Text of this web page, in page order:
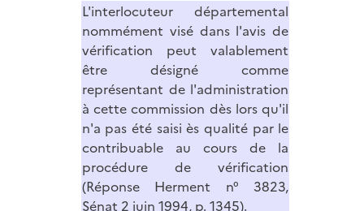
L'interlocuteur départemental
nommément visé dans l'avis de
vérification peut valablement
être désigné comme
représentant de l'administration
à cette commission dès lors qu'il
n'a pas été saisi ès qualité par le
contribuable au cours de la
procédure de vérification
(Réponse Herment n° 3823,
Sénat 2 juin 1994, p. 1345).